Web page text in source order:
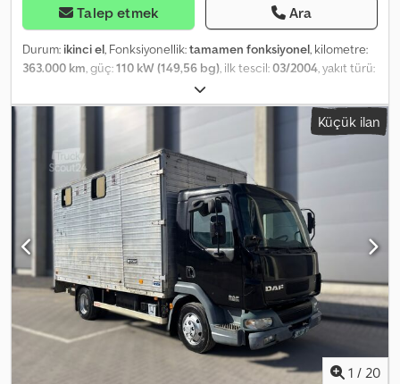
Talep etmek Ara
Durum: ikinci el, Fonksiyonellik:tamamen fonksiyonel, kilometre:
363.000 km, güç:110 kW (149,56 bg), ilk tescil:03/2004, yakıt türü:
, azami yük ağırlığı:
ağırlık:7.490 kg, lastik boyutu:215 / 75 r 175, dingil konfigürasyonu:
dizel , frenler:
mekanik, emisyon sınıfı:Euro 3, süspansiyon:
Donanım:ABS, düşük ses seviyesi, ek farlar, hidrolik arka
platform, hız sabitleyici, USED VEHICLE Specifications /
Equipment: - FA LF 45.150 - 4-cylinder engine with 106 kW (150 HP)
Dkjdsyf E H Sjpfx Anror - Spier box body with BÄR tail lift - Tinted
windows - Sun visor - Electrically adjustable main mirrors - CD
radio - Fog lights - Roof hatch - Luxury driver’s seat - Electric
windows All information without guarantee; errors and prior sale
excepted.
Küçük ilan
1 / 20